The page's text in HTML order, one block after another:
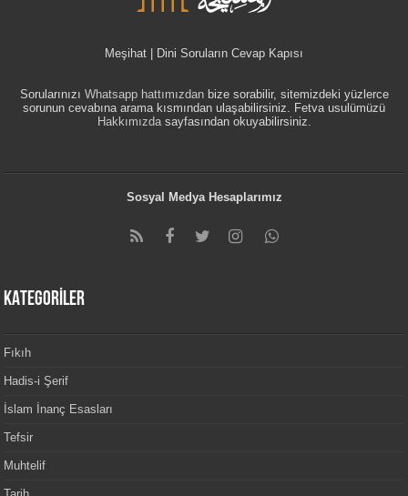
Meşihat | Dini Soruların Cevap Kapısı
Sorularınızı Whatsapp hattımızdanbize sorabilir, sitemizdeki yüzlerce
sorunun cevabına arama kısmından ulaşabilirsiniz. Fetva usulümüzü
Hakkımızdasayfasından okuyabilirsiniz.
Sosyal Medya Hesaplarımız
KATEGORİLER
Fıkıh
Hadis-i Şerif
İslam İnanç Esasları
Tefsir
Muhtelif